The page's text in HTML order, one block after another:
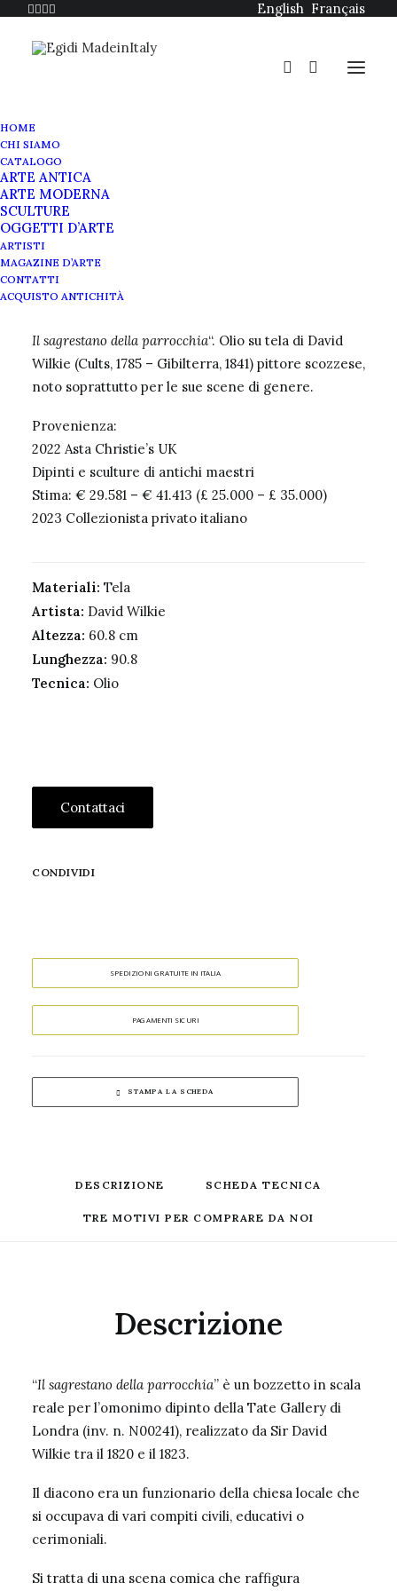
English Français
HOME
CHI SIAMO
CATALOGO
ARTE ANTICA
ARTE MODERNA
SCULTURE
OGGETTI D’ARTE
ARTISTI
MAGAZINE D’ARTE
CONTATTI
ACQUISTO ANTICHITÀ
David Wilkie dipinto
Il sagrestano della parrocchia
Il sagrestano della parrocchia“. Olio su tela di David
Wilkie (Cults, 1785 – Gibilterra, 1841) pittore scozzese,
noto soprattutto per le sue scene di genere.
Provenienza:
2022 Asta Christie’s UK
Dipinti e sculture di antichi maestri
Stima: € 29.581 – € 41.413 (£ 25.000 – £ 35.000)
2023 Collezionista privato italiano
Materiali: Tela
Artista: David Wilkie
Altezza: 60.8 cm
Lunghezza: 90.8
Tecnica: Olio
Contattaci
CONDIVIDI
SPEDIZIONI GRATUITE IN ITALIA
PAGAMENTI SICURI
STAMPA LA SCHEDA
DESCRIZIONE SCHEDA TECNICA
TRE MOTIVI PER COMPRARE DA NOI
Descrizione
“Il sagrestano della parrocchia” è un bozzetto in scala
reale per l’omonimo dipinto della Tate Gallery di
Londra (inv. n. N00241), realizzato da Sir David
Wilkie tra il 1820 e il 1823.
Il diacono era un funzionario della chiesa locale che
si occupava di vari compiti civili, educativi o
cerimoniali.
Si tratta di una scena comica che raffigura